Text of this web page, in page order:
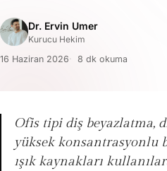
Dr. Ervin Umer
Kurucu Hekim
16 Haziran 2026
8 dk okuma
Ofis tipi diş beyazlatma,
yüksek konsantrasyonlu
ışık kaynakları